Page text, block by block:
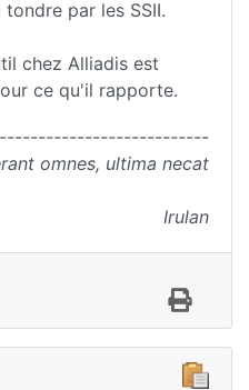
par les SSII.
chez Alliadis est
ce qu'il rapporte.
omnes, ultima necat
Irulan